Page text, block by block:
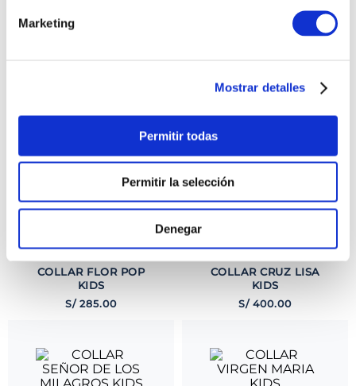
Marketing
Mostrar detalles
Permitir todas
Permitir la selección
Denegar
COLLAR MARIPOSA
COLLAR TORTUGA
COLLAR FLOR POP
KIDS
S/ 285.00
COLLAR CRUZ LISA
KIDS
S/ 400.00